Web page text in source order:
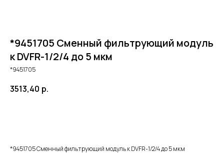
*9451705 Сменный фильтрующий модуль
к DVFR-1/2/4 до 5 мкм
*9451705
3513,40 р.
*9451705 Сменный фильтрующий модуль к DVFR-1/2/4 до 5 мкм